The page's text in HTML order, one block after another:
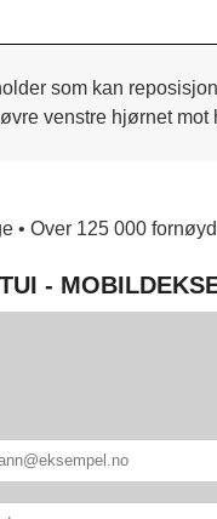
som kan
venstre hjørnet mot
• Over 125 000
-